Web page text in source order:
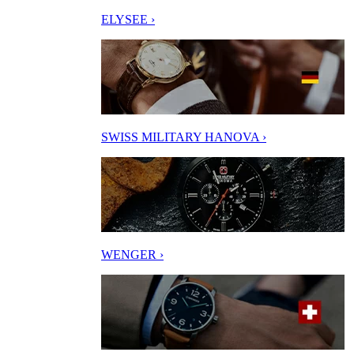
ELYSEE ›
SWISS MILITARY HANOVA ›
WENGER ›